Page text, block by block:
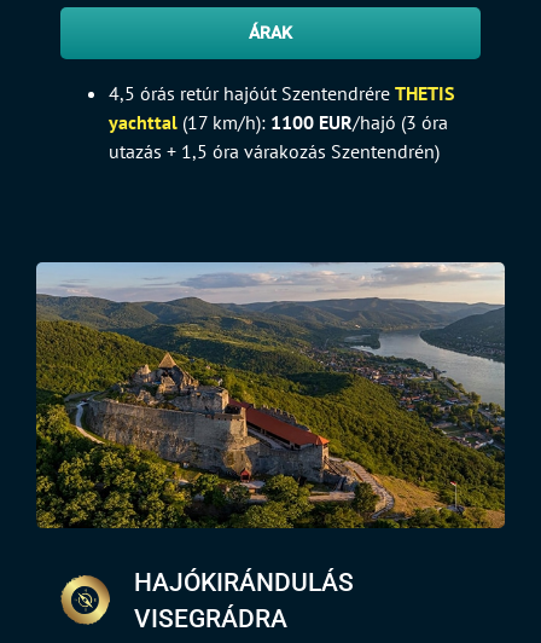
ÁRAK
4,5 órás retúr hajóút Szentendrére THETIS
yachttal (17 km/h): 1100 EUR/hajó (3 óra
utazás + 1,5 óra várakozás Szentendrén)
HAJÓKIRÁNDULÁS
VISEGRÁDRA